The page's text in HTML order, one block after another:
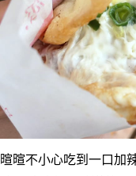
暄暄不小心吃到一口加